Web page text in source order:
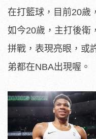
在打籃球，目前20歲
如今20歲，主打後衛
拼戰，表現亮眼，或
弟都在NBA出現喔。